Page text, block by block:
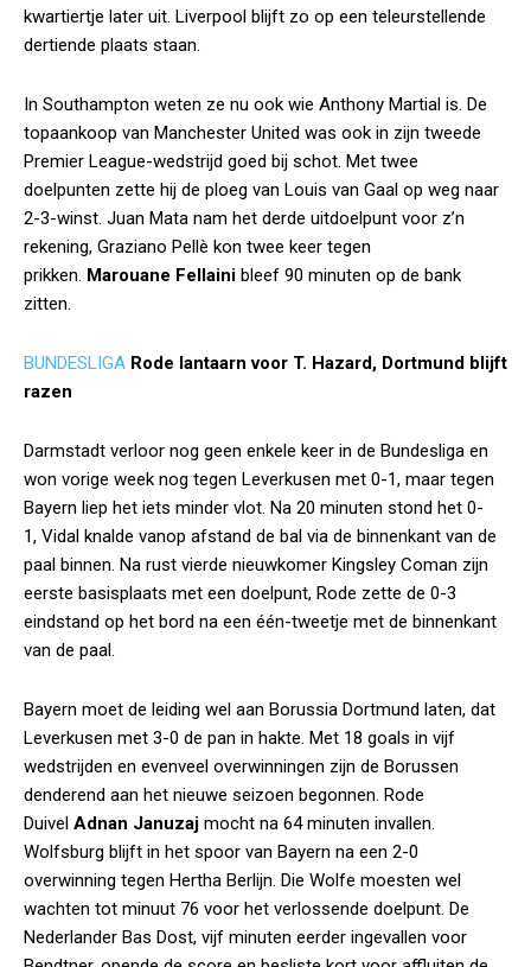
kwartiertje later uit. Liverpool blijft zo op een teleurstellende
dertiende plaats staan.
In Southampton weten ze nu ook wie Anthony Martial is. De
topaankoop van Manchester United was ook in zijn tweede
Premier League-wedstrijd goed bij schot. Met twee
doelpunten zette hij de ploeg van Louis van Gaal op weg naar
2-3-winst. Juan Mata nam het derde uitdoelpunt voor z’n
rekening, Graziano Pellè kon twee keer tegen
prikken. Marouane Fellaini bleef 90 minuten op de bank
zitten.
BUNDESLIGA Rode lantaarn voor T. Hazard, Dortmund blijft
razen
Darmstadt verloor nog geen enkele keer in de Bundesliga en
won vorige week nog tegen Leverkusen met 0-1, maar tegen
Bayern liep het iets minder vlot. Na 20 minuten stond het 0-
1, Vidal knalde vanop afstand de bal via de binnenkant van de
paal binnen. Na rust vierde nieuwkomer Kingsley Coman zijn
eerste basisplaats met een doelpunt, Rode zette de 0-3
eindstand op het bord na een één-tweetje met de binnenkant
van de paal.
Bayern moet de leiding wel aan Borussia Dortmund laten, dat
Leverkusen met 3-0 de pan in hakte. Met 18 goals in vijf
wedstrijden en evenveel overwinningen zijn de Borussen
denderend aan het nieuwe seizoen begonnen. Rode
Duivel Adnan Januzaj mocht na 64 minuten invallen.
Wolfsburg blijft in het spoor van Bayern na een 2-0
overwinning tegen Hertha Berlijn. Die Wolfe moesten wel
wachten tot minuut 76 voor het verlossende doelpunt. De
Nederlander Bas Dost, vijf minuten eerder ingevallen voor